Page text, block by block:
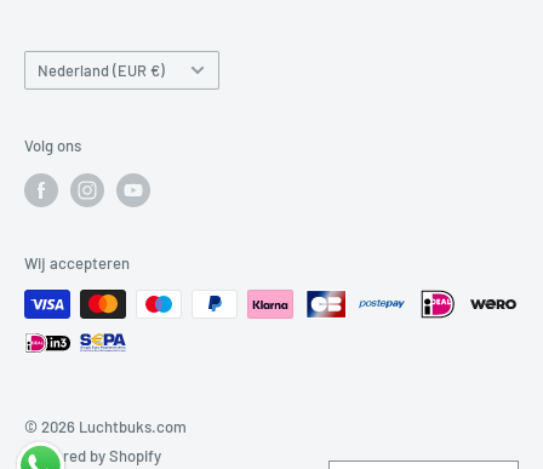
Land/regio
Nederland (EUR €)
Volg ons
Wij accepteren
© 2026 Luchtbuks.com
Powered by Shopify